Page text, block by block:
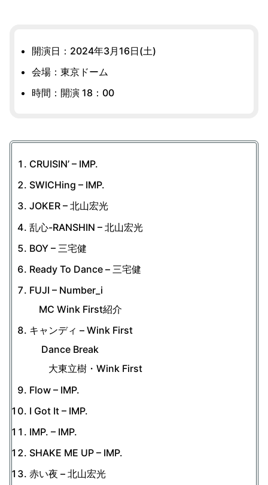
開演日：2024年3月16日(土)
会場：東京ドーム
時間：開演 18：00
CRUISIN’ – IMP.
SWICHing – IMP.
JOKER – 北山宏光
乱心-RANSHIN – 北山宏光
BOY – 三宅健
Ready To Dance – 三宅健
FUJI – Number_i
MC Wink First紹介
キャンディ – Wink First
Dance Break
大東立樹・Wink First
Flow – IMP.
I Got It – IMP.
IMP. – IMP.
SHAKE ME UP – IMP.
赤い夜 – 北山宏光